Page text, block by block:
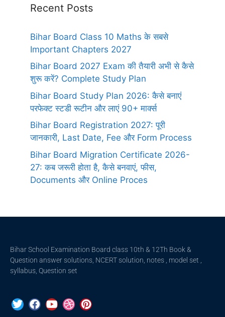
Recent Posts
Bihar Board Class 10 Maths के सबसे
Important Chapters 2027
Bihar Board 2027 Exam की तैयारी अभी से कैसे
शुरू करें? Complete Study Plan
Bihar Board Study Plan 2026: कैसे बनाएं
परफेक्ट स्टडी रूटीन और लाएं 90+ मार्क्स
Bihar Board Registration 2027: पूरी
जानकारी, Last Date, Fee और Form Process
Bihar Board Migration Certificate 2026-
27: कब जरूरी होता है, कैसे बनवाएं, फीस,
Documents और Online Proces
Bihar School Examination Board class 10th & 12Th Book &
Question answer solutions, NCERT solution, notes , model set ,
syllabus, Question set